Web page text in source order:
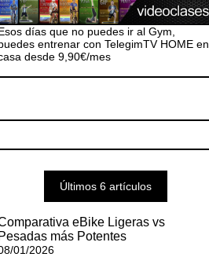
días que no puedes ir al Gym,
entrenar con TelegimTV HOME en
desde 9,90€/mes
Últimos 6 artículos
eBike Ligeras vs
Pesadas más Potentes
01/2026